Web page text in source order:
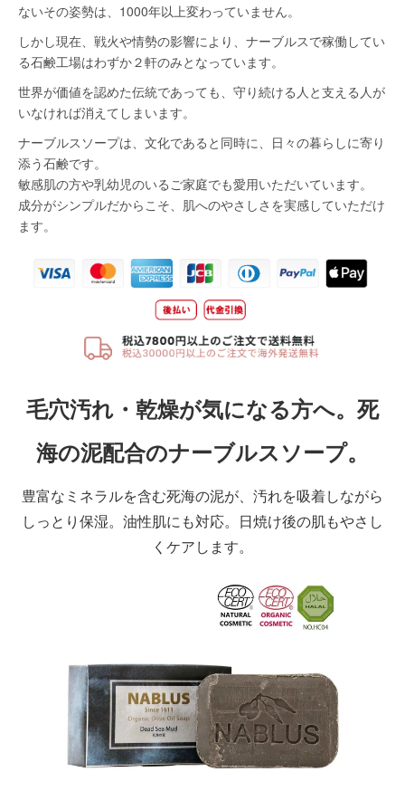
毛穴汚れ・乾燥が気になる方へ。死
海の泥配合のナーブルスソープ。
豊富なミネラルを含む死海の泥が、汚れを吸着しながら
しっとり保湿。油性肌にも対応。日焼け後の肌もやさし
くケアします。